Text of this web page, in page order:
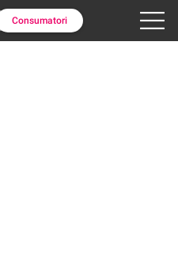
Consumatori